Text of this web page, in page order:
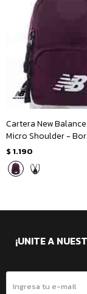
Cartera New
Micro Shoulder -
$ 1.190
¡UNITE A